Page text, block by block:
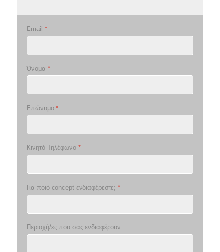
Email *
Όνομα *
Επώνυμο *
Κινητό Τηλέφωνο *
Για ποιό concept ενδιαφέρεστε; *
Περιοχή/ες που σας ενδιαφέρουν